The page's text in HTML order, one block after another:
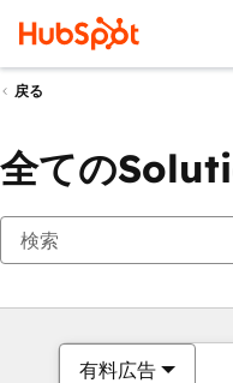
戻る
全ての
有料広告